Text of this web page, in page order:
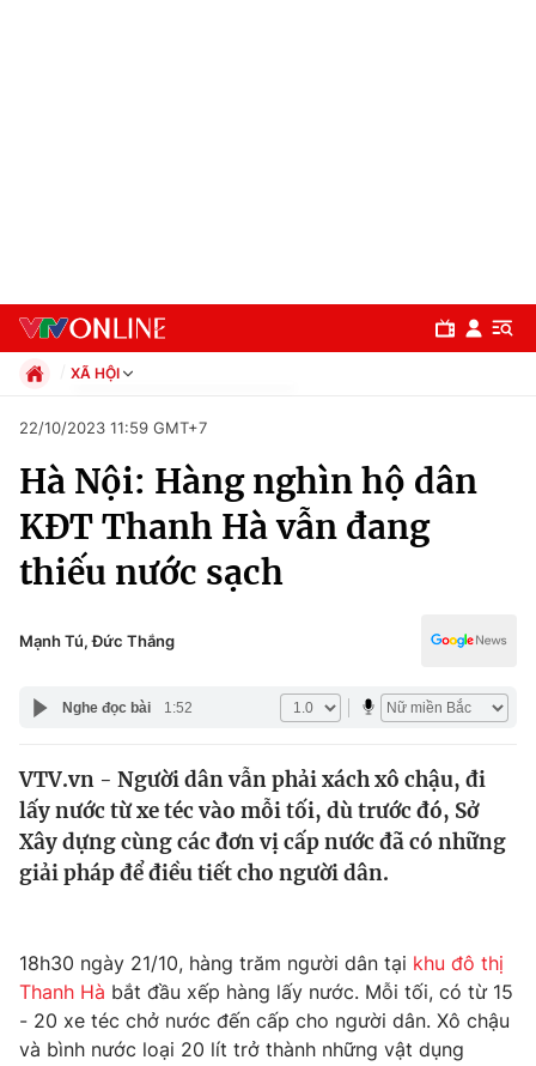
Chuyên mục
Chính trị
Thế giới
Tin tức
Câu chuyện quốc tế
Kinh tế
Thị trường
Góc doanh nghiệp
Dữ liệu và đời sống
Truyền hình
XÃ HỘI
Xã hội
Pháp luật
Kinh tế
Thể thao
Truyền hình
Đời sống
Giáo dục
22/10/2023 11:59 GMT+7
Hà Nội: Hàng nghìn hộ dân
KĐT Thanh Hà vẫn đang
thiếu nước sạch
Mạnh Tú, Đức Thắng
Nghe đọc bài 1:52
VTV.vn - Người dân vẫn phải xách xô chậu, đi
lấy nước từ xe téc vào mỗi tối, dù trước đó, Sở
Xây dựng cùng các đơn vị cấp nước đã có những
giải pháp để điều tiết cho người dân.
18h30 ngày 21/10, hàng trăm người dân tại khu đô thị
Thanh Hà bắt đầu xếp hàng lấy nước. Mỗi tối, có từ 15
- 20 xe téc chở nước đến cấp cho người dân. Xô chậu
và bình nước loại 20 lít trở thành những vật dụng